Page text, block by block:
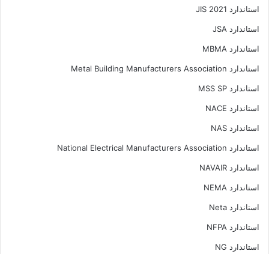
استاندارد JIS 2021
استاندارد JSA
استاندارد MBMA
استاندارد Metal Building Manufacturers Association
استاندارد MSS SP
استاندارد NACE
استاندارد NAS
استاندارد National Electrical Manufacturers Association
استاندارد NAVAIR
استاندارد NEMA
استاندارد Neta
استاندارد NFPA
استاندارد NG